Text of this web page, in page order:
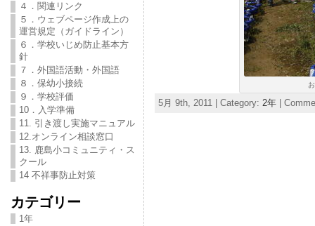
４．関連リンク
５．ウェブページ作成上の
運営規定（ガイドライン）
６．学校いじめ防止基本方
針
７．外国語活動・外国語
８．保幼小接続
９．学校評価
10．入学準備
11. 引き渡し実施マニュアル
12.オンライン相談窓口
13. 鹿島小コミュニティ・ス
クール
14 不祥事防止対策
カテゴリー
1年
5月 9th, 2011 | Category: 2年|